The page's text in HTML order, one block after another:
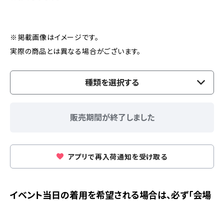
※掲載画像はイメージです。
実際の商品とは異なる場合がございます。
種類を選択する
販売期間が終了しました
アプリで再入荷通知を受け取る
イベント当日の着用を希望される場合は、必ず「会場